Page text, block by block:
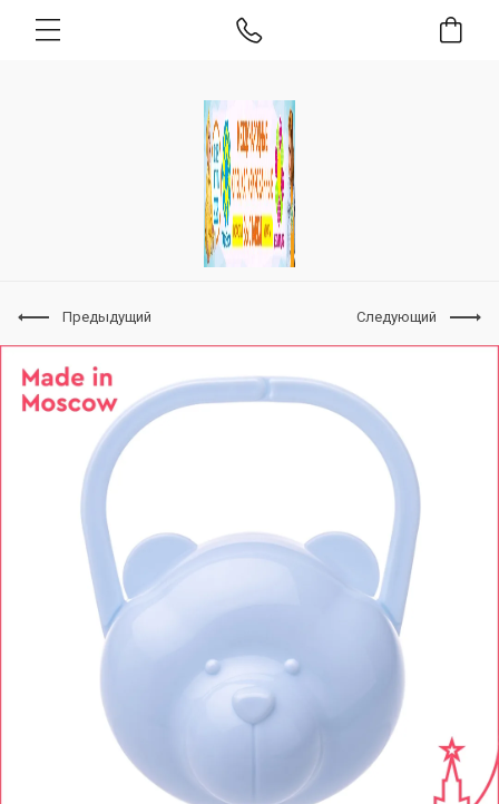
Предыдущий Следующий